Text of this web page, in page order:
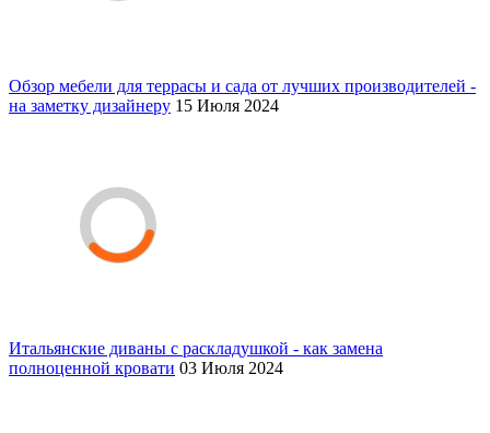
Обзор мебели для террасы и сада от лучших производителей -
на заметку дизайнеру 15 Июля 2024
Итальянские диваны с раскладушкой - как замена
полноценной кровати 03 Июля 2024